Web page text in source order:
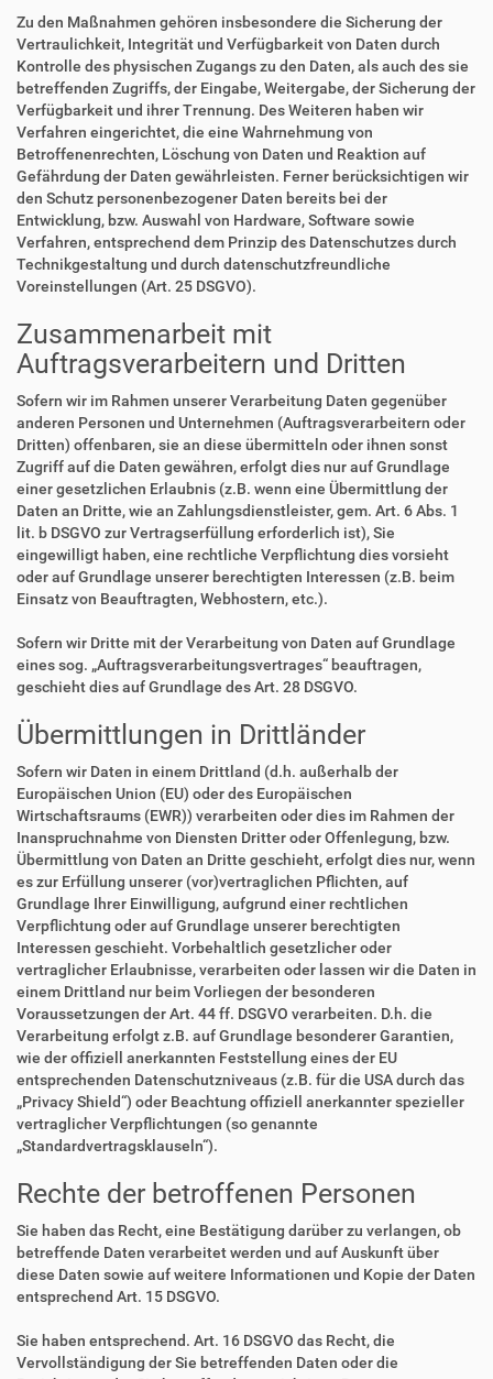
Zu den Maßnahmen gehören insbesondere die Sicherung der
Vertraulichkeit, Integrität und Verfügbarkeit von Daten durch
Kontrolle des physischen Zugangs zu den Daten, als auch des sie
betreffenden Zugriffs, der Eingabe, Weitergabe, der Sicherung der
Verfügbarkeit und ihrer Trennung. Des Weiteren haben wir
Verfahren eingerichtet, die eine Wahrnehmung von
Betroffenenrechten, Löschung von Daten und Reaktion auf
Gefährdung der Daten gewährleisten. Ferner berücksichtigen wir
den Schutz personenbezogener Daten bereits bei der
Entwicklung, bzw. Auswahl von Hardware, Software sowie
Verfahren, entsprechend dem Prinzip des Datenschutzes durch
Technikgestaltung und durch datenschutzfreundliche
Voreinstellungen (Art. 25 DSGVO).
Zusammenarbeit mit
Auftragsverarbeitern und Dritten
Sofern wir im Rahmen unserer Verarbeitung Daten gegenüber
anderen Personen und Unternehmen (Auftragsverarbeitern oder
Dritten) offenbaren, sie an diese übermitteln oder ihnen sonst
Zugriff auf die Daten gewähren, erfolgt dies nur auf Grundlage
einer gesetzlichen Erlaubnis (z.B. wenn eine Übermittlung der
Daten an Dritte, wie an Zahlungsdienstleister, gem. Art. 6 Abs. 1
lit. b DSGVO zur Vertragserfüllung erforderlich ist), Sie
eingewilligt haben, eine rechtliche Verpflichtung dies vorsieht
oder auf Grundlage unserer berechtigten Interessen (z.B. beim
Einsatz von Beauftragten, Webhostern, etc.).
Sofern wir Dritte mit der Verarbeitung von Daten auf Grundlage
eines sog. „Auftragsverarbeitungsvertrages“ beauftragen,
geschieht dies auf Grundlage des Art. 28 DSGVO.
Übermittlungen in Drittländer
Sofern wir Daten in einem Drittland (d.h. außerhalb der
Europäischen Union (EU) oder des Europäischen
Wirtschaftsraums (EWR)) verarbeiten oder dies im Rahmen der
Inanspruchnahme von Diensten Dritter oder Offenlegung, bzw.
Übermittlung von Daten an Dritte geschieht, erfolgt dies nur, wenn
es zur Erfüllung unserer (vor)vertraglichen Pflichten, auf
Grundlage Ihrer Einwilligung, aufgrund einer rechtlichen
Verpflichtung oder auf Grundlage unserer berechtigten
Interessen geschieht. Vorbehaltlich gesetzlicher oder
vertraglicher Erlaubnisse, verarbeiten oder lassen wir die Daten in
einem Drittland nur beim Vorliegen der besonderen
Voraussetzungen der Art. 44 ff. DSGVO verarbeiten. D.h. die
Verarbeitung erfolgt z.B. auf Grundlage besonderer Garantien,
wie der offiziell anerkannten Feststellung eines der EU
entsprechenden Datenschutzniveaus (z.B. für die USA durch das
„Privacy Shield“) oder Beachtung offiziell anerkannter spezieller
vertraglicher Verpflichtungen (so genannte
„Standardvertragsklauseln“).
Rechte der betroffenen Personen
Sie haben das Recht, eine Bestätigung darüber zu verlangen, ob
betreffende Daten verarbeitet werden und auf Auskunft über
diese Daten sowie auf weitere Informationen und Kopie der Daten
entsprechend Art. 15 DSGVO.
Sie haben entsprechend. Art. 16 DSGVO das Recht, die
Vervollständigung der Sie betreffenden Daten oder die